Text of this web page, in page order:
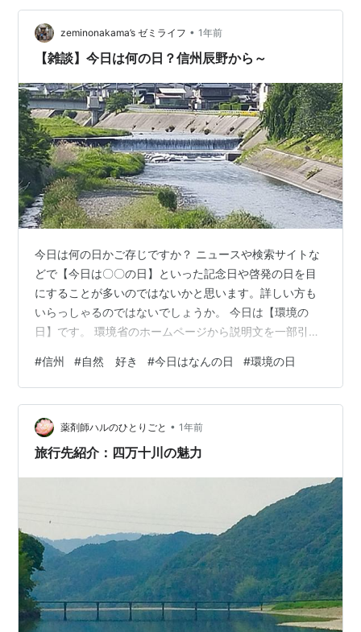
zeminonakama’s ゼミライフ • 1年前
【雑談】今日は何の日？信州辰野から～
今日は何の日かご存じですか？ ニュースや検索サイトな
どで【今日は〇〇の日】といった記念日や啓発の日を目
にすることが多いのではないかと思います。詳しい方も
いらっしゃるのではないでしょうか。 今日は【環境の
日】です。 環境省のホームページから説明文を一部引用
日からストックホルムで開催された「国連人間環境会
議」を記念して定められたものです。国連では、日本の
提案を受けて6月5日を「世界環境デー」と定めており、
日本では「環境基本法」（平成5年）が「環境の日」を定
めています。 出典：環境省ホームページ （
#信州 #自然 好き #今日はなんの日 #環境の日
薬剤師ハルのひとりごと • 1年前
旅行先紹介：四万十川の魅力